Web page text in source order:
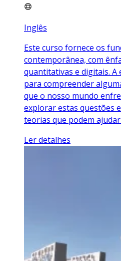
Inglês
Este curso fornece os
contemporânea, com
quantitativas e digitais.
para compreender
que o nosso mundo
explorar estas questões
teorias que podem
Ler detalhes